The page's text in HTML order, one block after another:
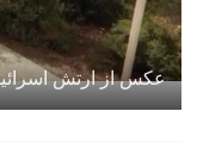
عکس از ارتش اسرائیل در ۲۱